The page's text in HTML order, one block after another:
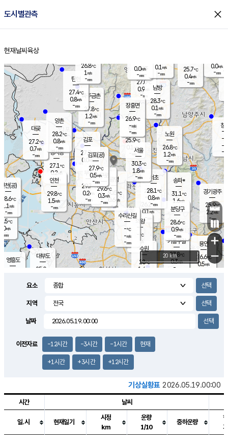
도시별관측 close
홈
현재날씨 육상
의도
℃
m/s
mm
영흥도
양주
27.0℃
0.9
-mm
과천
26.2℃
0.1m/s
- mm
용인
26.6℃
0.5m/s
경기광주
25.9℃
2.2m/s
-mm
1.1m/s
대부도
25.0
경서동
27.1℃
0.2 m/s
-mm
파주금촌
27.8℃
1.2m/s
-mm
25.7℃
0.4m/s
-mm
대곶
27.2℃
0.7m/s
-mm
창
-
-m/
-
탄현
27.4℃
0.8m/s
-mm
0.0m/s
-mm
의왕
- ℃
m/s
mm
김포
27.9℃
0.0 m/s
mm
광명
30.5 ℃
0.6 m/s
-mm
부천
29.7℃
0.2m/s
-mm
양촌
28.2℃
0.8m/s
-mm
구로
29.6℃
0.3m/s
-mm
은평
25.9℃
0.1 m/s
- mm
노원
26.8℃
1.2m/s
-mm
송파*
31.1℃
1.6m/s
-mm
서초
28.1℃
0.8m/s
-mm
남방
28.3℃
0.1 m/s
-mm
기흥구갈
27.8℃
0.3m/s
-
수리산길
-℃
-m/s
-mm
분당구
28.6℃
0.9m/s
-mm
장흥면
26.9℃
-m/s
-mm
0.0m/s
-mm
인천(공)
28.6℃
1.1 m/s
-mm
김포(공)
27.9℃
0.5m/s
-mm
수원
28℃
1.4 m/s
인천
29.8℃
1.5m/s
-mm
서울
30.3℃
1.8m/s
-mm
26.8℃
1 m/s
-mm
0.1 m/s
-mm
+
−
20 km
요소
지역
날짜
이전자료 -12시간 -3시간 -1시간 현재
+1시간 +3시간 +12시간
기상실황표 2026.05.19.00:00
시간 날씨
일.시 현재일기
시정
km
운량
1/10
중하운량